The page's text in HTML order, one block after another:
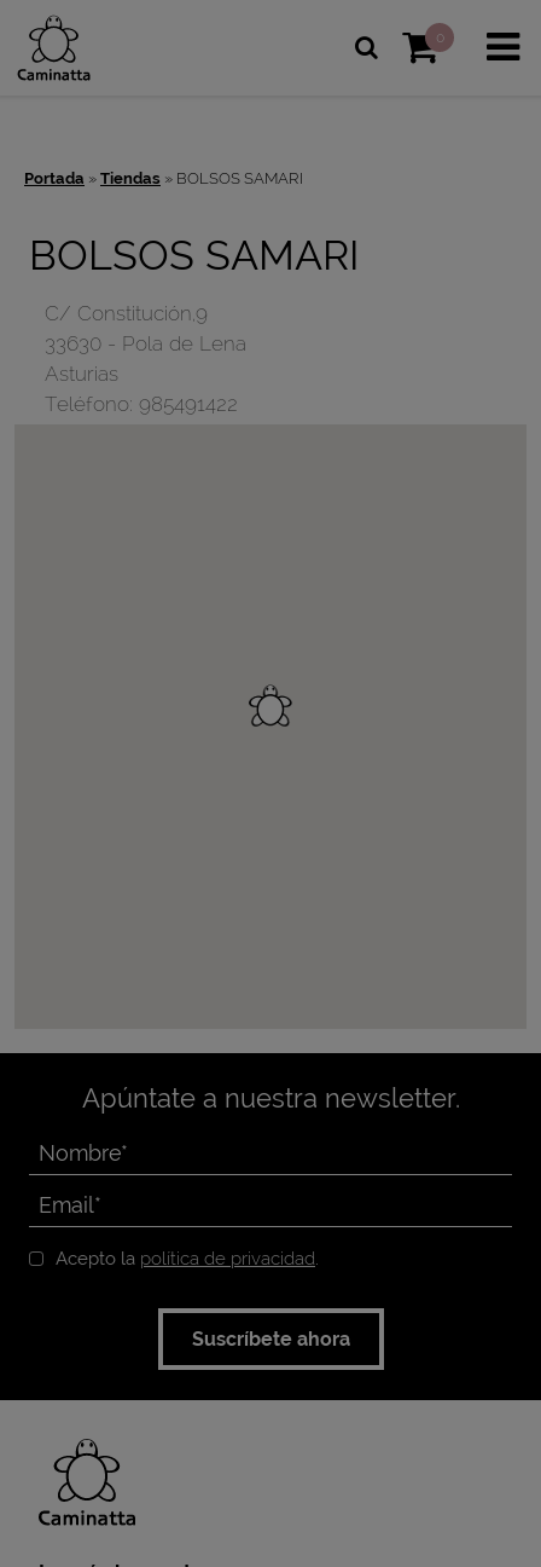
0
Portada » Tiendas » BOLSOS SAMARI
BOLSOS SAMARI
C/ Constitución,9
33630- Pola de Lena
Asturias
Teléfono: 985491422
Apúntate a nuestra newsletter.
Acepto la política de privacidad.
Suscríbete ahora